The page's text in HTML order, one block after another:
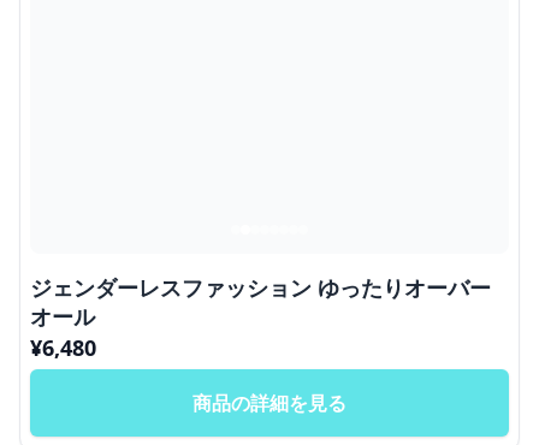
ジェンダーレスファッション ゆったりオーバー
オール
¥6,480
商品の詳細を見る